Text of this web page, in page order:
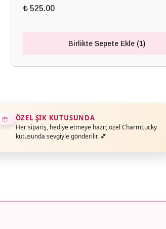
₺ 525.00
Birlikte Sepete Ekle (1)
ÖZEL ŞIK KUTUSUNDA
Her sipariş, hediye etmeye hazır, özel CharmLucky
kutusunda sevgiyle gönderilir. 💕